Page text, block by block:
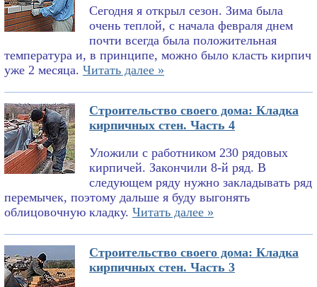
Сегодня я открыл сезон. Зима была
очень теплой, с начала февраля днем
почти всегда была положительная
температура и, в принципе, можно было класть кирпич
уже 2 месяца. Читать далее »
Строительство своего дома: Кладка
кирпичных стен. Часть 4
Уложили с работником 230 рядовых
кирпичей. Закончили 8-й ряд. В
следующем ряду нужно закладывать ряд
перемычек, поэтому дальше я буду выгонять
облицовочную кладку. Читать далее »
Строительство своего дома: Кладка
кирпичных стен. Часть 3